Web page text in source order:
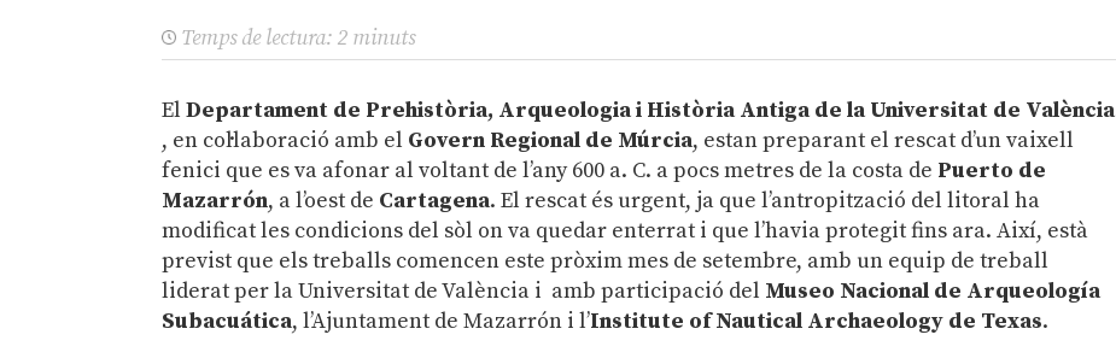
Temps de lectura: 2 minuts
ElDepartament de Prehistòria, Arqueologia i Història Antiga de la Universitat de València
, en col·laboració amb el Govern Regional de Múrcia, estan preparant el rescat d’un vaixell
fenici que es va afonar al voltant de l’any 600 a. C. a pocs metres de la costa de Puerto de
Mazarrón, a l’oest de Cartagena. El rescat és urgent, ja que l’antropització del litoral ha
modificat les condicions del sòl on va quedar enterrat i que l’havia protegit fins ara. Així, està
previst que els treballs comencen este pròxim mes de setembre, amb un equip de treball
liderat per la Universitat de València i amb participació del Museo Nacional de Arqueología
Subacuática, l’Ajuntament de Mazarrón i l’Institute of Nautical Archaeology de Texas.